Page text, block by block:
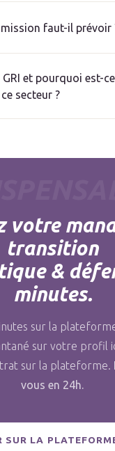
faut-il prévoir
et pourquoi est-ce
secteur ?
votre
transition
&
minutes.
sur la
sur votre profil
sur la plateforme.
vous en 24h.
SUR LA